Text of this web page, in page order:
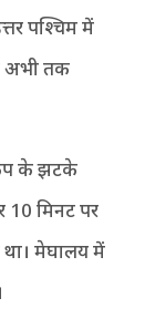
पश्चिम में
अभी तक
के झटके
मिनट पर
मेघालय में